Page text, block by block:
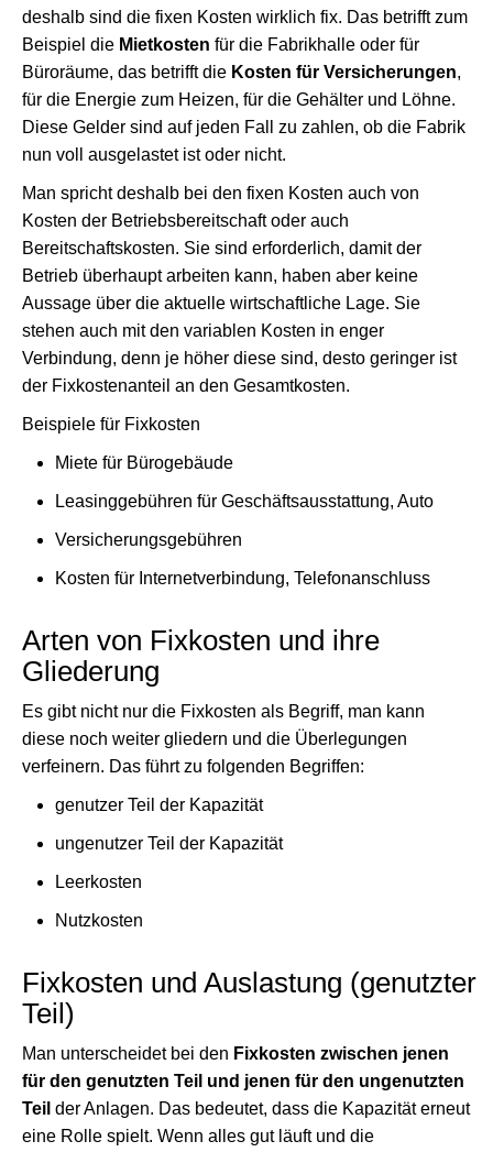
deshalb sind die fixen Kosten wirklich fix. Das betrifft zum
Beispiel die Mietkosten für die Fabrikhalle oder für
Büroräume, das betrifft die Kosten für Versicherungen,
für die Energie zum Heizen, für die Gehälter und Löhne.
Diese Gelder sind auf jeden Fall zu zahlen, ob die Fabrik
nun voll ausgelastet ist oder nicht.
Man spricht deshalb bei den fixen Kosten auch von
Kosten der Betriebsbereitschaft oder auch
Bereitschaftskosten. Sie sind erforderlich, damit der
Betrieb überhaupt arbeiten kann, haben aber keine
Aussage über die aktuelle wirtschaftliche Lage. Sie
stehen auch mit den variablen Kosten in enger
Verbindung, denn je höher diese sind, desto geringer ist
der Fixkostenanteil an den Gesamtkosten.
Beispiele für Fixkosten
Miete für Bürogebäude
Leasinggebühren für Geschäftsausstattung, Auto
Versicherungsgebühren
Kosten für Internetverbindung, Telefonanschluss
Arten von Fixkosten und ihre
Gliederung
Es gibt nicht nur die Fixkosten als Begriff, man kann
diese noch weiter gliedern und die Überlegungen
verfeinern. Das führt zu folgenden Begriffen:
genutzer Teil der Kapazität
ungenutzer Teil der Kapazität
Leerkosten
Nutzkosten
Fixkosten und Auslastung (genutzter
Teil)
Man unterscheidet bei den Fixkosten zwischen jenen
für den genutzten Teil und jenen für den ungenutzten
Teil der Anlagen. Das bedeutet, dass die Kapazität erneut
eine Rolle spielt. Wenn alles gut läuft und die